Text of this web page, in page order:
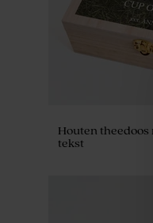
Houten theedoos
tekst